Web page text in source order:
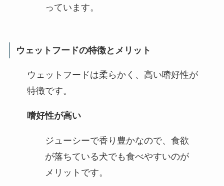
っています。
ウェットフードの特徴とメリット
ウェットフードは柔らかく、高い嗜好性が
特徴です。
嗜好性が高い
ジューシーで香り豊かなので、食欲
が落ちている犬でも食べやすいのが
メリットです。